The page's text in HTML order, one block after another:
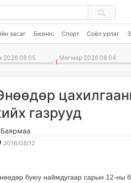
засаг Бизнес Спорт Соёл урлаг
2026 08 05 Мягмар 2026 08 04
газрууд
2016/08/12
08:48:55
11:10:11
буюу наймдугаар сарын 12-ны